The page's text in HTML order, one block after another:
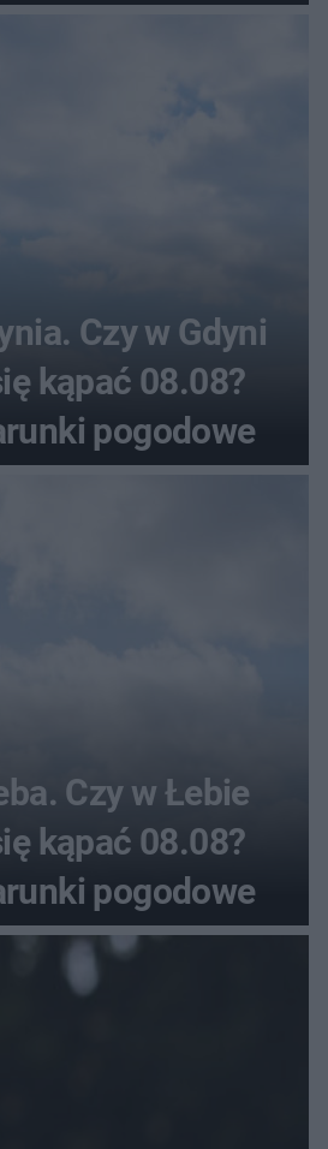
Czy w Gdyni
kąpać 08.08?
pogodowe
Czy w Łebie
kąpać 08.08?
pogodowe